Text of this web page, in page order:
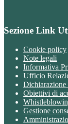
Sezione Link
Cookie policy
Note legali
Informativa
Ufficio
Dichiarazione
Obiettivi di
Gestione